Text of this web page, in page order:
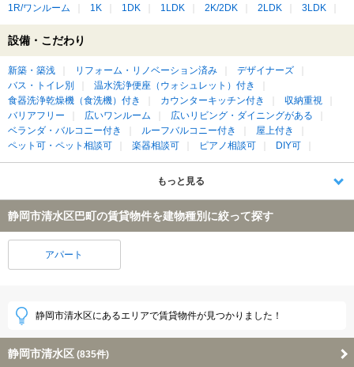
1R/ワンルーム 1K 1DK 1LDK 2K/2DK 2LDK 3LDK
設備・こだわり
新築・築浅 リフォーム・リノベーション済み
デザイナーズ
バス・トイレ別
温水洗浄便座（ウォシュレット）付き
食器洗浄乾燥機（食洗機）付き
カウンターキッチン付き
収納重視
バリアフリー
広いワンルーム
広いリビング・ダイニングがある
ベランダ・バルコニー付き
ルーフバルコニー付き
屋上付き
ペット可・ペット相談可
楽器相談可 ピアノ相談可 DIY可
もっと見る
静岡市清水区巴町の賃貸物件を建物種別に絞って探す
アパート
静岡市清水区にあるエリアで賃貸物件が見つかりました！
静岡市清水区 (835件)